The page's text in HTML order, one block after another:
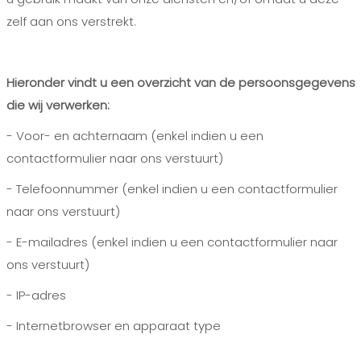
zelf aan ons verstrekt.
Hieronder vindt u een overzicht van de persoonsgegevens
die wij verwerken:
- Voor- en achternaam (enkel indien u een
contactformulier naar ons verstuurt)
- Telefoonnummer (enkel indien u een contactformulier
naar ons verstuurt)
- E-mailadres (enkel indien u een contactformulier naar
ons verstuurt)
- IP-adres
- Internetbrowser en apparaat type